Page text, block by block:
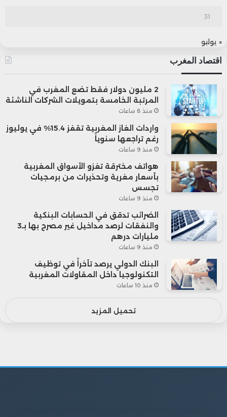
31
« يوليو
اقتصاد المغرب
2 مليون دولار فقط تضع المغرب في
المرتبة الخامسة بتمويلات الشركات الناشئة
منذ 8 ساعات
واردات الغاز المغربية تقفز 15.4% في يوليوز
رغم تراجعها سنوياً
منذ 9 ساعات
هواتف مخترقة تغزو الأسواق المغربية
بأسعار مغرية وتحذيرات من برمجيات
تجسس
منذ 9 ساعات
الضرائب تدقق في الحسابات البنكية
والنفقات لرصد مداخيل غير مصرح بها بـ3
مليارات درهم
منذ 9 ساعات
البنك الدولي يرصد تأخراً في توظيف
التكنولوجيا داخل المقاولات المغربية
منذ 10 ساعات
تحميل المزيد